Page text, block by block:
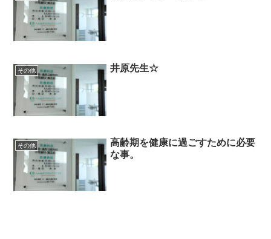
その他 井原先生☆
その他
高齢期を健康に過ごすために必要
な事。